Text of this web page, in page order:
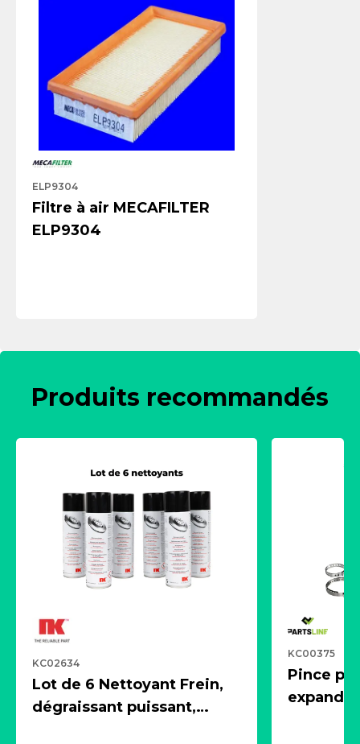
ELP9304
Filtre à air MECAFILTER
ELP9304
Produits recommandés
KC02634
Lot de 6 Nettoyant Frein,
dégraissant puissant,
KC00375
Pince